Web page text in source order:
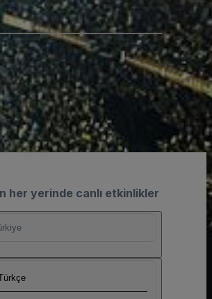
her yerinde canlı etkinlikler